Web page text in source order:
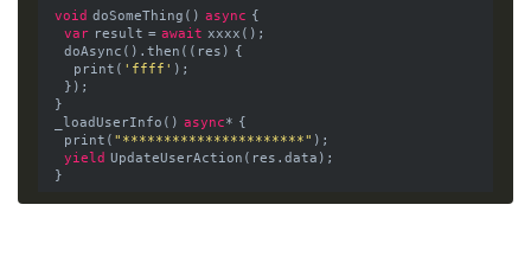
void doSomeThing() async {
var result = await xxxx();
doAsync().then((res) {
print( 'ffff' );
});
}
_loadUserInfo() async* {
print( "**********************" );
yield UpdateUserAction(res.data);
}